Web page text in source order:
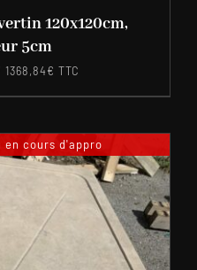
120x120cm,
5cm
1368,84€ TTC
en cours d'appro